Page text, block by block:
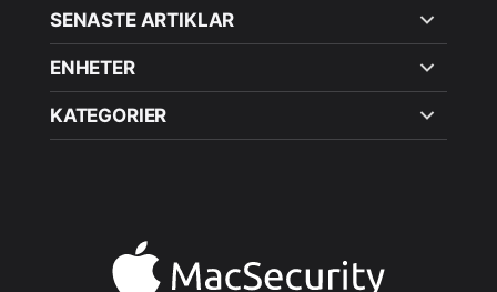
SENASTE ARTIKLAR
ENHETER
KATEGORIER